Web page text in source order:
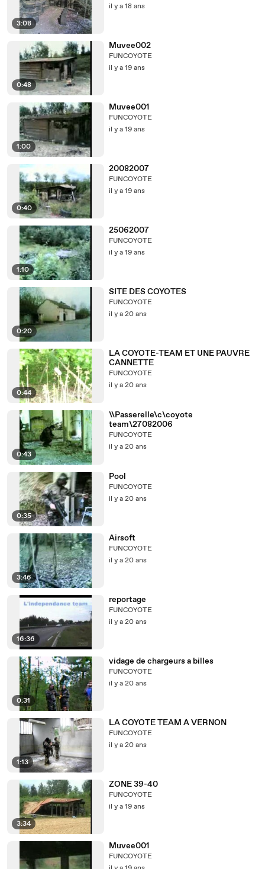
3:08
il y a 18 ans
0:48
Muvee002
FUNCOYOTE
il y a 19 ans
1:00
Muvee001
FUNCOYOTE
il y a 19 ans
0:40
20082007
FUNCOYOTE
il y a 19 ans
1:10
25062007
FUNCOYOTE
il y a 19 ans
0:20
SITE DES COYOTES
FUNCOYOTE
il y a 20 ans
0:44
LA COYOTE-TEAM ET UNE PAUVRE
CANNETTE
FUNCOYOTE
il y a 20 ans
0:43
\\Passerelle\c\coyote
team\27082006
FUNCOYOTE
il y a 20 ans
0:35
Pool
FUNCOYOTE
il y a 20 ans
3:46
Airsoft
FUNCOYOTE
il y a 20 ans
16:36
reportage
FUNCOYOTE
il y a 20 ans
0:31
vidage de chargeurs a billes
FUNCOYOTE
il y a 20 ans
1:13
LA COYOTE TEAM A VERNON
FUNCOYOTE
il y a 20 ans
3:34
ZONE 39-40
FUNCOYOTE
il y a 19 ans
Muvee001
FUNCOYOTE